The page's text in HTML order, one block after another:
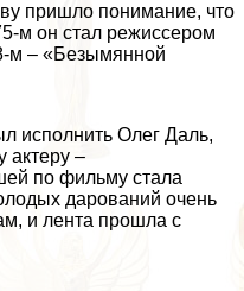
пришло понимание, что
м он стал режиссером
м – «Безымянной
исполнить Олег Даль,
актеру –
по фильму стала
дарований очень
и лента прошла с